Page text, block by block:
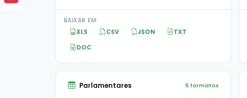
BAIXAR EM:
XLS CSV JSON
TXT
DOC
Parlamentares 5 formatos